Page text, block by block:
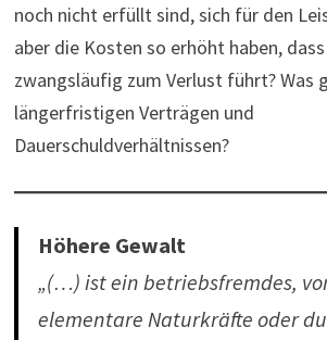
noch nicht erfüllt sind, sich für den
aber die Kosten so erhöht haben,
zwangsläufig zum Verlust führt? Was
längerfristigen Verträgen und
Dauerschuldverhältnissen?
Höhere Gewalt
„(…) ist ein betriebs­fremdes,
ele­men­tare Natur­kräfte oder